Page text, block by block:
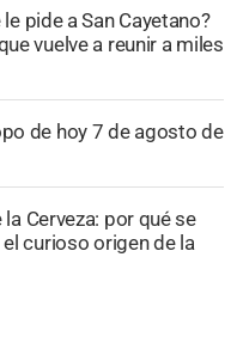
le pide a San Cayetano?
vuelve a reunir a miles
de hoy 7 de agosto de
Cerveza: por qué se
curioso origen de la